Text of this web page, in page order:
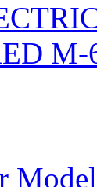
M-